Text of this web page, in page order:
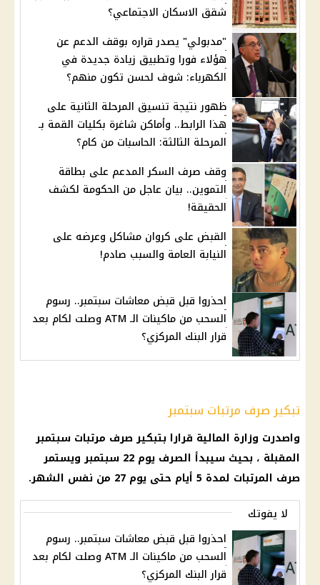
شقق الاسكان الاجتماعي؟
"مدبولي" يصدر قراره بوقف الدعم عن
هؤلاء فورا وتطبيق زيادة جديدة في
الكهرباء: شوف لحسن تكون منهم؟
ظهور نتيجة تنسيق المرحلة الثانية على
هذا الرابط.. وأماكن شاغرة بكليات القمة بـ
المرحلة الثالثة: الحاسبات من كام؟
وقف صرف السكر المدعم على بطاقة
التموين.. بيان عاجل من الحكومة لكشف
الحقيقة!
القبض على كروان مشاكل وعرضه على
النيابة العامة والسبب صادم!
احذروا قبل قبض معاشات سبتمبر.. رسوم
السحب من ماكينات الـ ATM وصلت لكام بعد
قرار البنك المركزي؟
تبكير صرف مرتبات سبتمبر
واصدرت وزارة المالية قرارا بتبكير صرف مرتبات سبتمبر
المقبلة ، بحيث سيبدأ الصرف يوم 22 سبتمبر ويستمر
صرف المرتبات لمدة 5 أيام حتى يوم 27 من نفس الشهر.
لا يفوتك
احذروا قبل قبض معاشات سبتمبر.. رسوم
السحب من ماكينات الـ ATM وصلت لكام بعد
قرار البنك المركزي؟